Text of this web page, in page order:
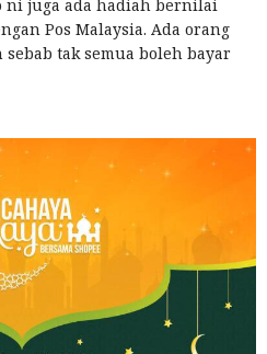
ni juga ada hadiah bernilai
Pos Malaysia. Ada orang
sebab tak semua boleh bayar